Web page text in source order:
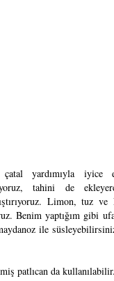
çatal yardımıyla iyice
tahini de
Limon, tuz ve
Benim yaptığım gibi
ile
patlıcan da